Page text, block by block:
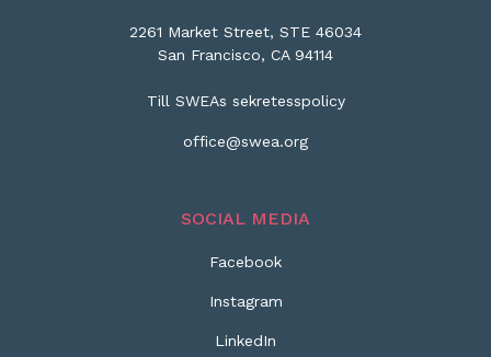
2261 Market Street, STE 46034
San Francisco, CA 94114
Till SWEAs sekretesspolicy
office@swea.org
SOCIAL MEDIA
Facebook
Instagram
LinkedIn